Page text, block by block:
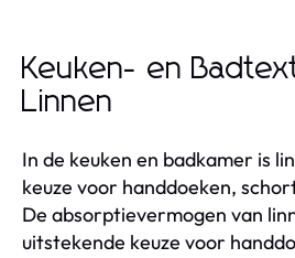
Keuken- en
Linnen
In de keuken en badkamer is
keuze voor handdoeken,
De absorptievermogen van
uitstekende keuze voor